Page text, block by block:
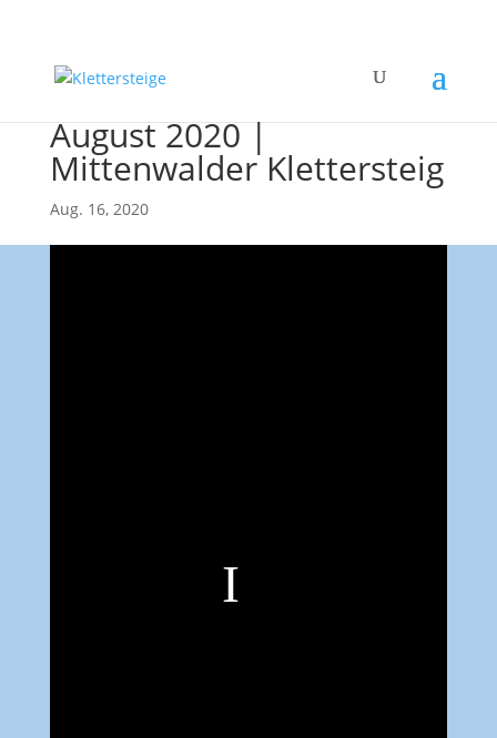
August 2020 |
Mittenwalder Klettersteig
Aug. 16, 2020